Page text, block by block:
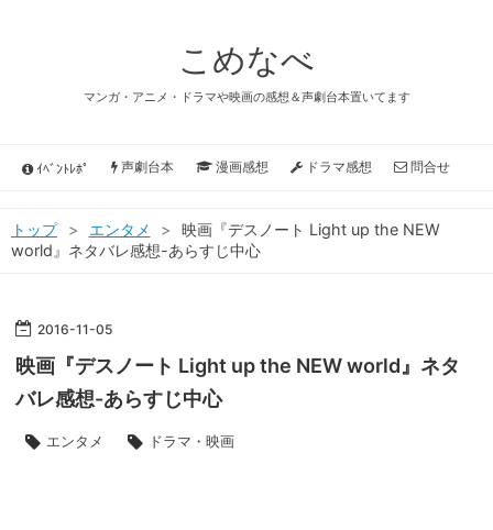
こめなべ
マンガ・アニメ・ドラマや映画の感想＆声劇台本置いてます
ｲﾍﾞﾝﾄﾚﾎﾟ 声劇台本 漫画感想 ドラマ感想 問合せ
トップ > エンタメ >
映画『デスノート Light up the NEW
world』ネタバレ感想-あらすじ中心
2016-11-05
映画『デスノート Light up the NEW world』ネタ
バレ感想-あらすじ中心
エンタメ ドラマ・映画